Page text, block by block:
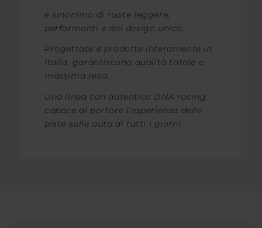
è sinonimo di ruote leggere,
performanti e dal design unico.
Progettate e prodotte interamente in
Italia, garantiscono qualità totale e
massima resa.
Una linea con autentico DNA racing,
capace di portare l’esperienza delle
piste sulle auto di tutti i giorni.